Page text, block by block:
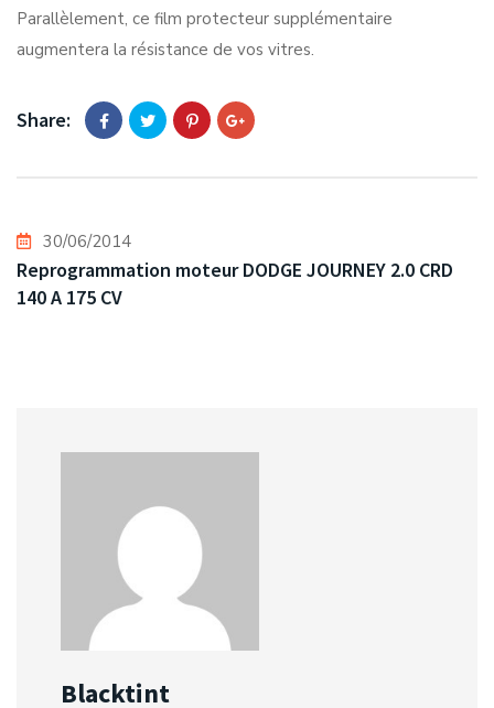
Parallèlement, ce film protecteur supplémentaire
augmentera la résistance de vos vitres.
Share:
30/06/2014
Reprogrammation moteur DODGE JOURNEY 2.0 CRD
140 A 175 CV
Blacktint